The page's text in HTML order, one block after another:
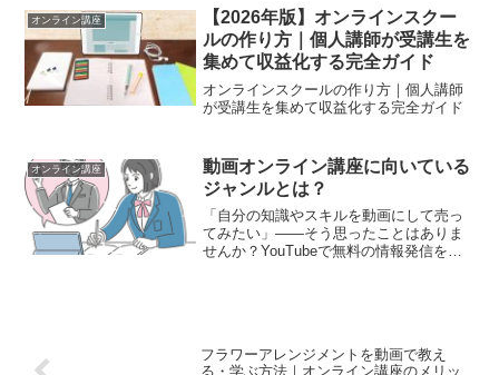
オンライン講座
【2026年版】オンラインスクー
ルの作り方｜個人講師が受講生を
集めて収益化する完全ガイド
オンラインスクールの作り方｜個人講師
が受講生を集めて収益化する完全ガイド
オンライン講座
動画オンライン講座に向いている
ジャンルとは？
「自分の知識やスキルを動画にして売っ
てみたい」——そう思ったことはありま
せんか？YouTubeで無料の情報発信をし
フラワーアレンジメントを動画で教え
る・学ぶ方法｜オンライン講座のメリッ